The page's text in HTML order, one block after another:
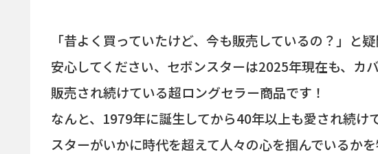
「昔よく買っていたけど、今も販売しているの？」と
安心してください、セボンスターは2025年現在も、カ
販売され続けている超ロングセラー商品です！
なんと、1979年に誕生してから40年以上も愛され続け
スターがいかに時代を超えて人々の心を掴んでいるか